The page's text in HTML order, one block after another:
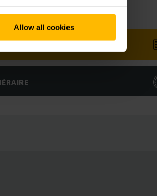
Allow all cookies
596770987